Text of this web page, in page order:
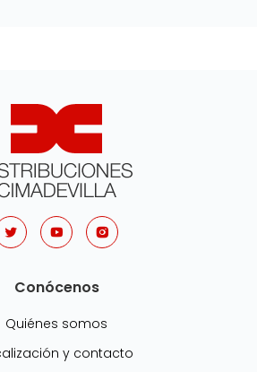
Conócenos
Quiénes somos
y contacto